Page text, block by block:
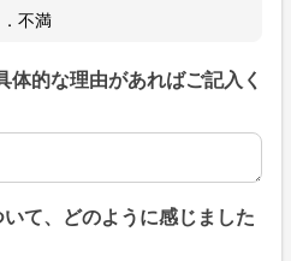
不満
的な理由があればご記入く
体的な理由があればご記入くだ
て、どのように感じました